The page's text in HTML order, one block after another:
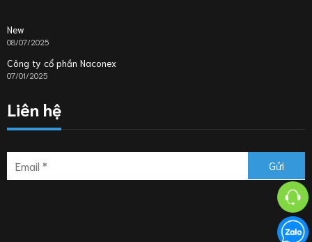
New
08/07/2025
Công ty cổ phần Naconex
07/01/2025
Liên hệ